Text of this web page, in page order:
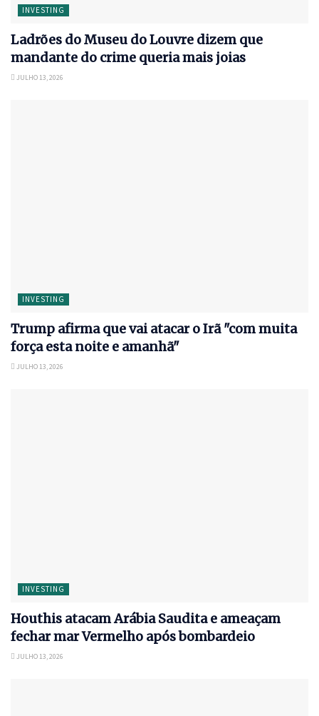
INVESTING
Ladrões do Museu do Louvre dizem que
mandante do crime queria mais joias
JULHO 13, 2026
INVESTING
Trump afirma que vai atacar o Irã "com muita
força esta noite e amanhã"
JULHO 13, 2026
INVESTING
Houthis atacam Arábia Saudita e ameaçam
fechar mar Vermelho após bombardeio
JULHO 13, 2026